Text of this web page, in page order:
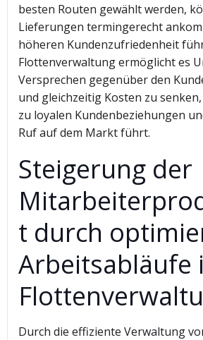
besten Routen gewählt werden,
Lieferungen termingerecht
höheren Kundenzufriedenheit
Flottenverwaltung ermöglicht es
Versprechen gegenüber den
und gleichzeitig Kosten zu
zu loyalen Kundenbeziehungen
Ruf auf dem Markt führt.
Steigerung der
t durch
Arbeitsabläufe
Durch die effiziente Verwaltung